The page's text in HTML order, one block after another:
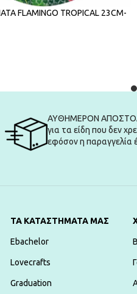
FLAMINGO TROPICAL 23CM-
ΑΥΘΗΜΕΡΟΝ
για τα είδη που δεν
εφόσον η παραγγελία
ΤΑ ΚΑΤΑΣΤΗΜΑΤΑ ΜΑΣ
Ebachelor
Lovecrafts
Graduation